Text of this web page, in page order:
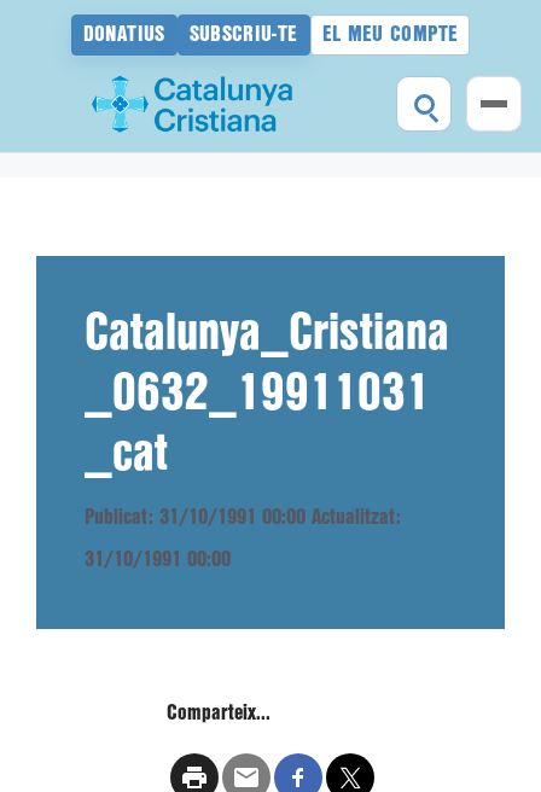
DONATIUS SUBSCRIU-TE EL MEU COMPTE
Catalunya_Cristiana
_0632_19911031
_cat
Publicat: 31/10/1991 00:00 Actualitzat:
31/10/1991 00:00
Comparteix...